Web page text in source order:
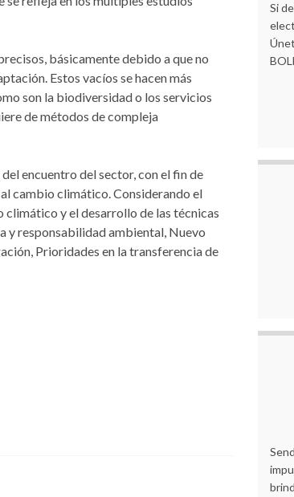
básicamente debido a que no
Estos vacíos se hacen más
son la biodiversidad o los servicios
de métodos de compleja
encuentro del sector, con el fin de
cambio climático. Considerando el
climático y el desarrollo de las técnicas
y responsabilidad ambiental, Nuevo
Prioridades en la transferencia de
Si